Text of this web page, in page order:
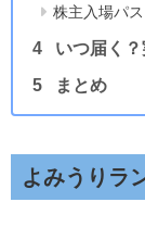
株主入場パ
いつ届く
まとめ
よみうりラ